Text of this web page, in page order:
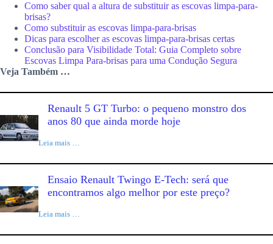
Como saber qual a altura de substituir as escovas limpa-para-
brisas?
Como substituir as escovas limpa-para-brisas
Dicas para escolher as escovas limpa-para-brisas certas
Conclusão para Visibilidade Total: Guia Completo sobre
Escovas Limpa Para-brisas para uma Condução Segura
Veja Também …
Renault 5 GT Turbo: o pequeno monstro dos
anos 80 que ainda morde hoje
Leia mais …
Ensaio Renault Twingo E-Tech: será que
encontramos algo melhor por este preço?
Leia mais …